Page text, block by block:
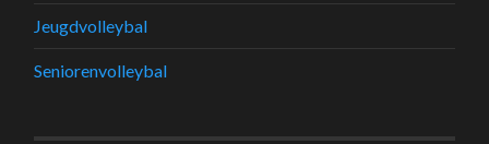
Jeugdvolleybal
Seniorenvolleybal